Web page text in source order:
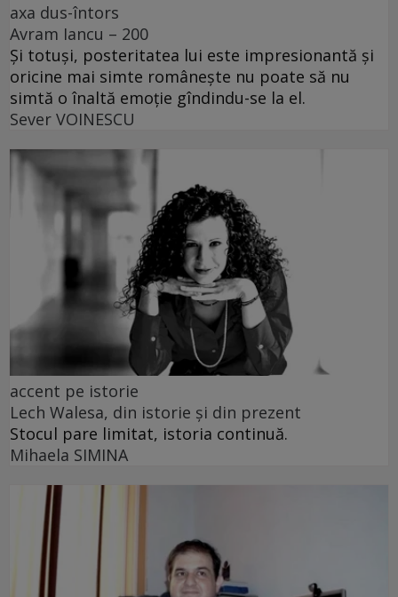
axa dus-întors
Avram Iancu – 200
Și totuși, posteritatea lui este impresionantă și
oricine mai simte românește nu poate să nu
simtă o înaltă emoție gîndindu-se la el.
Sever VOINESCU
accent pe istorie
Lech Walesa, din istorie și din prezent
Stocul pare limitat, istoria continuă.
Mihaela SIMINA